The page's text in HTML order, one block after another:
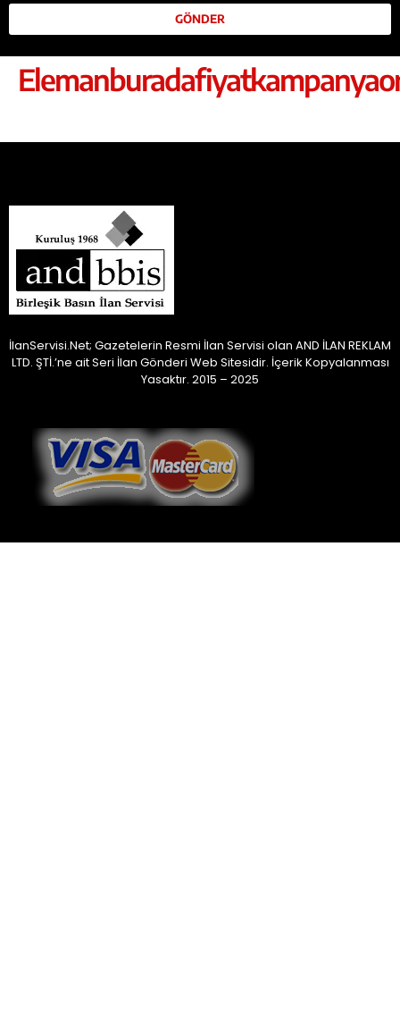
İlanServisi.Net; Gazetelerin Resmi İlan Servisi olan AND İLAN REKLAM
LTD. ŞTİ.’ne ait Seri İlan Gönderi Web Sitesidir. İçerik Kopyalanması
Yasaktır. 2015 – 2025